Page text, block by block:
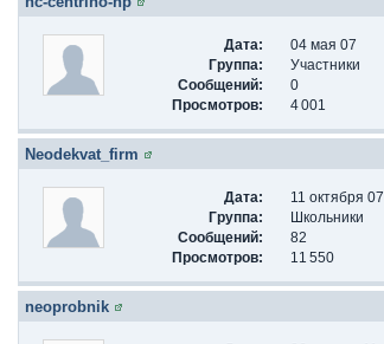
Дата:
04 мая 07
Группа:
Участники
Сообщений:
0
Просмотров:
4 001
Neodekvat_firm
Дата:
11 октября 07
Группа:
Школьники
Сообщений:
82
Просмотров:
11 550
neoprobnik